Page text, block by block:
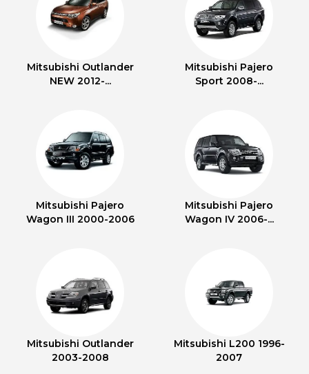
Mitsubishi Outlander
NEW 2012-...
Mitsubishi Pajero
Sport 2008-...
Mitsubishi Pajero
Wagon III 2000-2006
Mitsubishi Pajero
Wagon IV 2006-...
Mitsubishi Outlander
2003-2008
Mitsubishi L200 1996-
2007